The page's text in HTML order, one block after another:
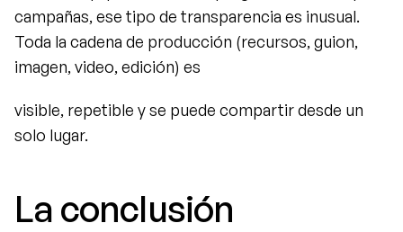
campañas, ese tipo de transparencia es inusual.
Toda la cadena de producción (recursos, guion,
imagen, video, edición) es
visible, repetible y se puede compartir desde un
solo lugar.
La conclusión